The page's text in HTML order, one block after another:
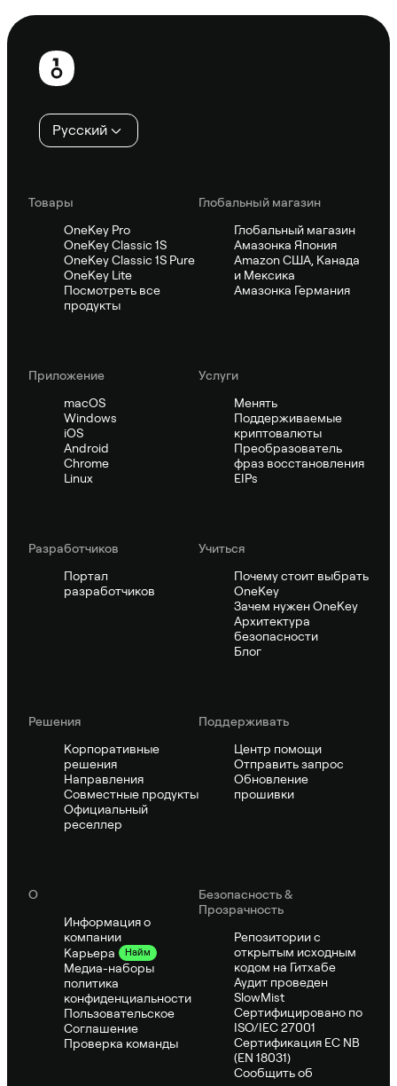
Нижний
колонтитул
Русский
Товары
OneKey Pro
OneKey Classic 1S
OneKey Classic 1S Pure
OneKey Lite
Посмотреть все
продукты
Глобальный магазин
Глобальный магазин
Амазонка Япония
Amazon США, Канада
и Мексика
Амазонка Германия
Приложение
macOS
Windows
iOS
Android
Chrome
Linux
Услуги
Менять
Поддерживаемые
криптовалюты
Преобразователь
фраз восстановления
EIPs
Pазработчиков
Портал
разработчиков
Учиться
Почему стоит выбрать
OneKey
Зачем нужен OneKey
Архитектура
безопасности
Блог
Решения
Корпоративные
решения
Направления
Совместные продукты
Официальный
реселлер
Поддерживать
Центр помощи
Отправить запрос
Обновление
прошивки
О
Информация о
компании
Карьера
Найм
Медиа-наборы
политика
конфиденциальности
Пользовательское
Соглашение
Проверка команды
Безопасность &
Прозрачность
Репозитории с
открытым исходным
кодом на Гитхабе
Аудит проведен
SlowMist
Сертифицировано по
ISO/IEC 27001
Сертификация ЕС NB
(EN 18031)
Сообщить об